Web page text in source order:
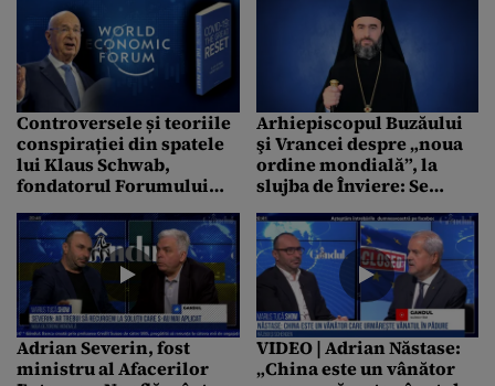
Controversele și teoriile
conspirației din spatele
lui Klaus Schwab,
fondatorul Forumului
Davos. Ce înseamnă
„Marea resetare”
propusă de
controversatul om de
afaceri
Arhiepiscopul Buzăului
şi Vrancei despre „noua
ordine mondială”, la
slujba de Înviere: Se
insistent despre o
„resetare a lumii”
Adrian Severin, fost
ministru al Afacerilor
VIDEO | Adrian Năstase:
„China este un vânător